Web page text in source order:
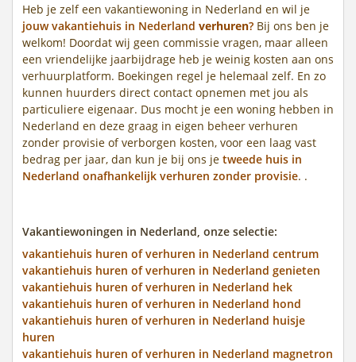
Heb je zelf een vakantiewoning in Nederland en wil je
jouw vakantiehuis in Nederland verhuren? Bij ons ben je
welkom! Doordat wij geen commissie vragen, maar alleen
een vriendelijke jaarbijdrage heb je weinig kosten aan ons
verhuurplatform. Boekingen regel je helemaal zelf. En zo
kunnen huurders direct contact opnemen met jou als
particuliere eigenaar. Dus mocht je een woning hebben in
Nederland en deze graag in eigen beheer verhuren
zonder provisie of verborgen kosten, voor een laag vast
bedrag per jaar, dan kun je bij ons je tweede huis in
Nederland onafhankelijk verhuren zonder provisie. .
Vakantiewoningen in Nederland, onze selectie:
vakantiehuis huren of verhuren in Nederland centrum
vakantiehuis huren of verhuren in Nederland genieten
vakantiehuis huren of verhuren in Nederland hek
vakantiehuis huren of verhuren in Nederland hond
vakantiehuis huren of verhuren in Nederland huisje
huren
vakantiehuis huren of verhuren in Nederland magnetron